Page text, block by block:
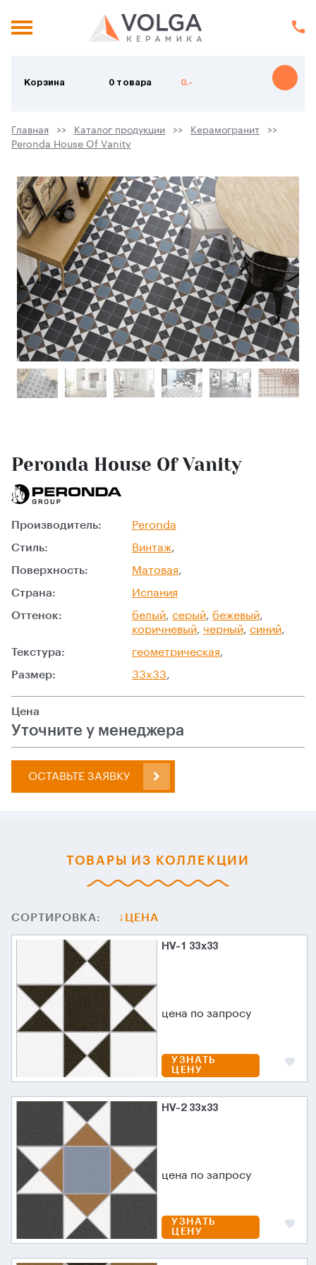
Корзина 0 товара 0.-
Главная Каталог продукции
Керамогранит
Peronda House Of Vanity
Peronda House Of Vanity
Производитель:
Peronda
Стиль:
Винтаж,
Поверхность:
Матовая,
Страна:
Испания
Оттенок:
белый, серый, бежевый,
коричневый, черный, синий,
Текстура:
геометрическая,
Размер:
33x33,
Цена
Уточните у менеджера
ОСТАВЬТЕ ЗАЯВКУ
ТОВАРЫ ИЗ КОЛЛЕКЦИИ
СОРТИРОВКА: ЦЕНА
HV-1 33x33
цена по запросу
УЗНАТЬ
ЦЕНУ
HV-2 33x33
цена по запросу
УЗНАТЬ
ЦЕНУ